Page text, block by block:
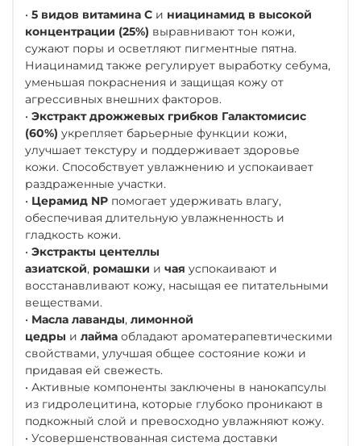
• 5 видов витамина С и ниацинамид в высокой
концентрации (25%) выравнивают тон кожи,
сужают поры и осветляют пигментные пятна.
Ниацинамид также регулирует выработку себума,
уменьшая покраснения и защищая кожу от
агрессивных внешних факторов.
• Экстракт дрожжевых грибков Галактомисис
(60%) укрепляет барьерные функции кожи,
улучшает текстуру и поддерживает здоровье
кожи. Способствует увлажнению и успокаивает
раздраженные участки.
• Церамид NP помогает удерживать влагу,
обеспечивая длительную увлажненность и
гладкость кожи.
• Экстракты центеллы
азиатской, ромашки и чая успокаивают и
восстанавливают кожу, насыщая ее питательными
веществами.
• Масла лаванды, лимонной
цедры и лайма обладают ароматерапевтическими
свойствами, улучшая общее состояние кожи и
придавая ей свежесть.
• Активные компоненты заключены в нанокапсулы
из гидролецитина, которые глубоко проникают в
подкожный слой и превосходно увлажняют кожу.
• Усовершенствованная система доставки